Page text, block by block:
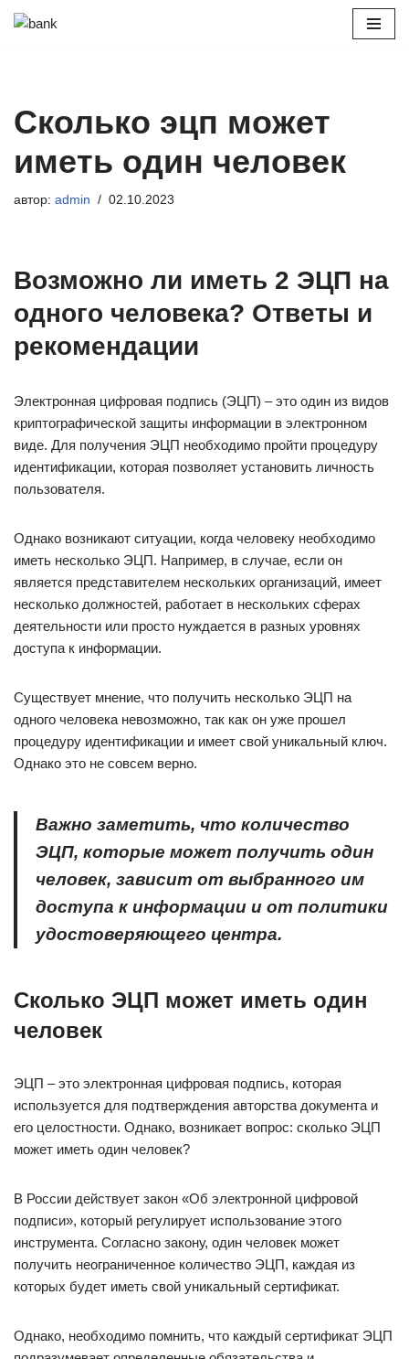
Сколько эцп может
иметь один человек
автор: admin 02.10.2023
Возможно ли иметь 2 ЭЦП на
одного человека? Ответы и
рекомендации
Электронная цифровая подпись (ЭЦП) – это один из видов
криптографической защиты информации в электронном
виде. Для получения ЭЦП необходимо пройти процедуру
идентификации, которая позволяет установить личность
пользователя.
Однако возникают ситуации, когда человеку необходимо
иметь несколько ЭЦП. Например, в случае, если он
является представителем нескольких организаций, имеет
несколько должностей, работает в нескольких сферах
деятельности или просто нуждается в разных уровнях
доступа к информации.
Существует мнение, что получить несколько ЭЦП на
одного человека невозможно, так как он уже прошел
процедуру идентификации и имеет свой уникальный ключ.
Однако это не совсем верно.
Важно заметить, что количество
ЭЦП, которые может получить один
человек, зависит от выбранного им
доступа к информации и от политики
удостоверяющего центра.
Сколько ЭЦП может иметь один
человек
ЭЦП – это электронная цифровая подпись, которая
используется для подтверждения авторства документа и
его целостности. Однако, возникает вопрос: сколько ЭЦП
может иметь один человек?
В России действует закон «Об электронной цифровой
подписи», который регулирует использование этого
инструмента. Согласно закону, один человек может
получить неограниченное количество ЭЦП, каждая из
которых будет иметь свой уникальный сертификат.
Однако, необходимо помнить, что каждый сертификат ЭЦП